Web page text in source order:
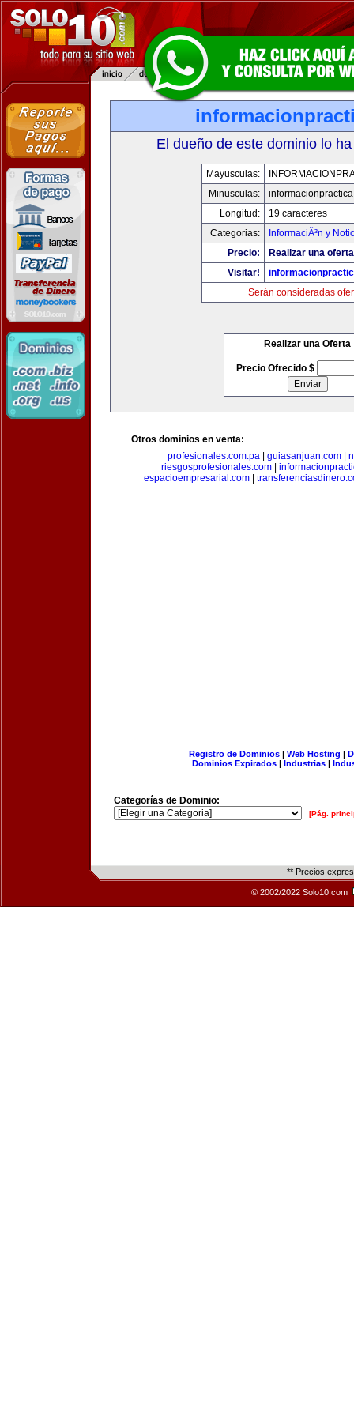
El dueño de este dominio lo
Mayusculas:
Minusculas:
Longitud:
19 caracteres
Categorias:
InformaciÃ³n y
Precio:
Realizar una
Visitar!
Serán consideradas
Realizar una Oferta
Precio Ofrecido $
Otros dominios en venta:
profesionales.com.pa
guiasanjuan.com
riesgosprofesionales.com
espacioempresarial.com
Registro de Dominios| Web Hosting |
Dominios Expirados | Industrias |
Categorías de Dominio:
[Pág.
** Precios
© 2002/2022 Solo10.com